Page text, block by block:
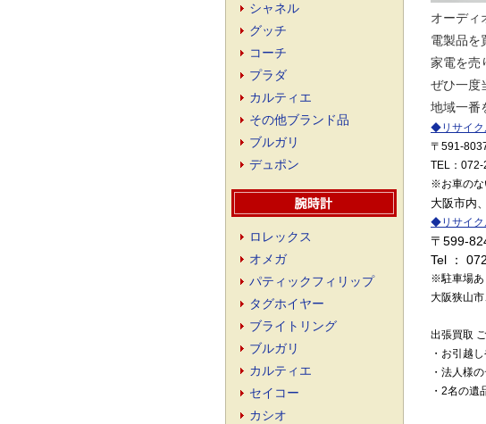
オーディ
電製品を
家電を売
ぜひ一度
地域一番
◆リサイ
〒591-
TEL ：072-
※お車の
大阪市内
◆リサイ
〒599-
Tel ：
※駐車場あ
大阪狭山
出張買取
・お引越
・法人様
・2名の遺
シャネル
グッチ
コーチ
プラダ
カルティエ
その他ブランド品
ブルガリ
デュポン
ロレックス
オメガ
パティックフィリップ
タグホイヤー
ブライトリング
ブルガリ
カルティエ
セイコー
カシオ